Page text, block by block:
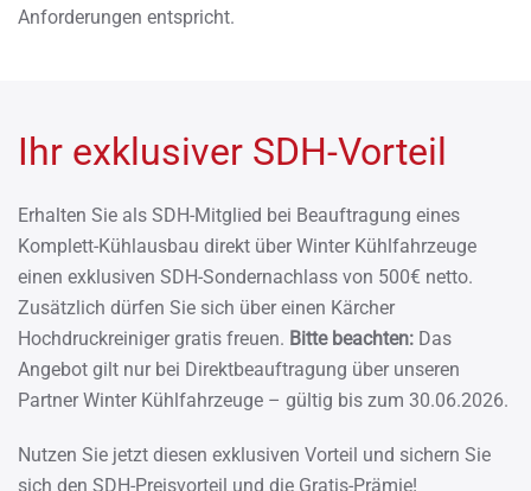
Anforderungen entspricht.
Ihr exklusiver SDH-Vorteil
Erhalten Sie als SDH-Mitglied bei Beauftragung eines
Komplett-Kühlausbau direkt über Winter Kühlfahrzeuge
einen exklusiven SDH-Sondernachlass von 500€ netto.
Zusätzlich dürfen Sie sich über einen Kärcher
Hochdruckreiniger gratis freuen. Bitte beachten: Das
Angebot gilt nur bei Direktbeauftragung über unseren
Partner Winter Kühlfahrzeuge – gültig bis zum 30.06.2026.
Nutzen Sie jetzt diesen exklusiven Vorteil und sichern Sie
sich den SDH-Preisvorteil und die Gratis-Prämie!